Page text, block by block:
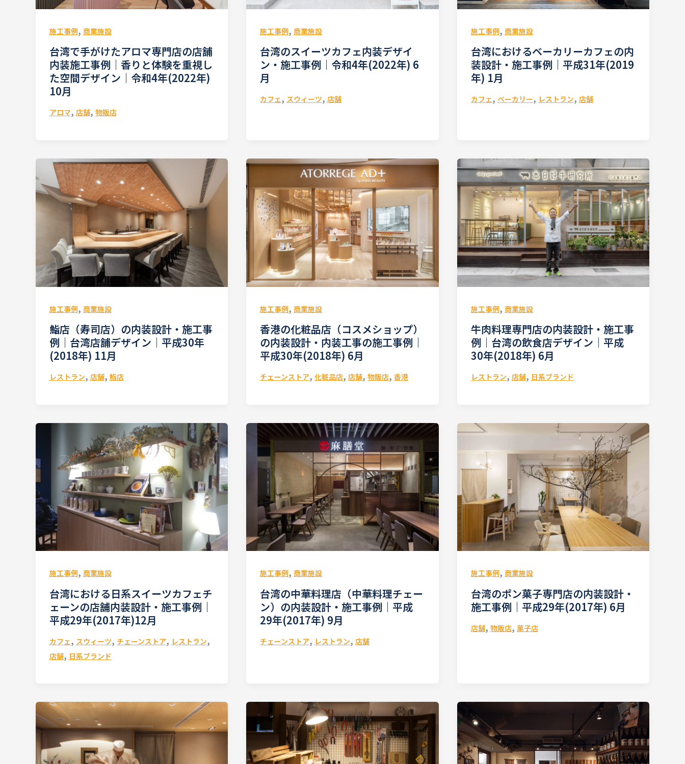
施工事例, 商業施設
台湾で手がけたアロマ専門店の店舗
内装施工事例｜香りと体験を重視し
た空間デザイン｜令和4年(2022年)
10月
アロマ, 店舗, 物販店
施工事例, 商業施設
台湾のスイーツカフェ内装デザイ
ン・施工事例｜令和4年(2022年) 6
月
カフェ, スウィーツ,店舗
施工事例, 商業施設
台湾におけるベーカリーカフェの内
装設計・施工事例｜平成31年(2019
年) 1月
カフェ, ベーカリー, レストラン, 店舗
施工事例, 商業施設
鮨店（寿司店）の内装設計・施工事
例｜台湾店舗デザイン｜平成30年
(2018年) 11月
レストラン, 店舗, 鮨店
施工事例, 商業施設
香港の化粧品店（コスメショップ）
の内装設計・内装工事の施工事例｜
平成30年(2018年) 6月
チェーンストア,化粧品店,店舗,物販店,香港
施工事例, 商業施設
牛肉料理専門店の内装設計・施工事
例｜台湾の飲食店デザイン｜平成
30年(2018年) 6月
レストラン, 店舗, 日系ブランド
施工事例, 商業施設
台湾における日系スイーツカフェチ
ェーンの店舗内装設計・施工事例｜
平成29年(2017年)12月
カフェ, スウィーツ, チェーンストア, レストラン,
店舗, 日系ブランド
施工事例, 商業施設
台湾の中華料理店（中華料理チェー
ン）の内装設計・施工事例｜平成
29年(2017年) 9月
チェーンストア, レストラン, 店舗
施工事例, 商業施設
台湾のポン菓子専門店の内装設計・
施工事例｜平成29年(2017年) 6月
店舗, 物販店, 菓子店